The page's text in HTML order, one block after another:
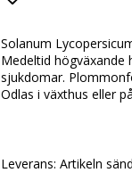
Lägg till i
Solanum
Medeltid högväxande
sjukdomar.
Odlas i växthus eller
Leverans: Artikeln